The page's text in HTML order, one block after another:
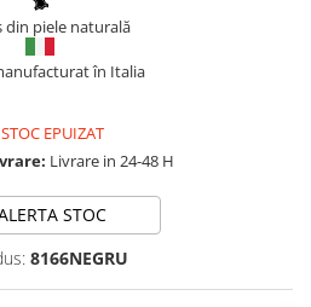
din piele naturală
în Italia
STOC EPUIZAT
Livrare in 24-48 H
STOC
8166NEGRU